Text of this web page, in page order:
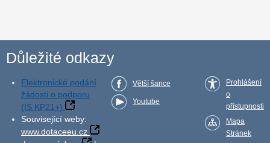
Důležité odkazy
Elektronické podání
žádosti o podporu
(IS KP21+)
Související weby:
www.dotaceeu.cz
Větší šance
Youtube
Prohlášení
o
přístupnosti
Mapa
Stránek